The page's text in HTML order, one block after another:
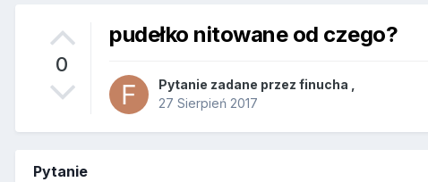
0
pudełko nitowane od czego?
Pytanie zadane przez finucha
27 Sierpień 2017
Pytanie